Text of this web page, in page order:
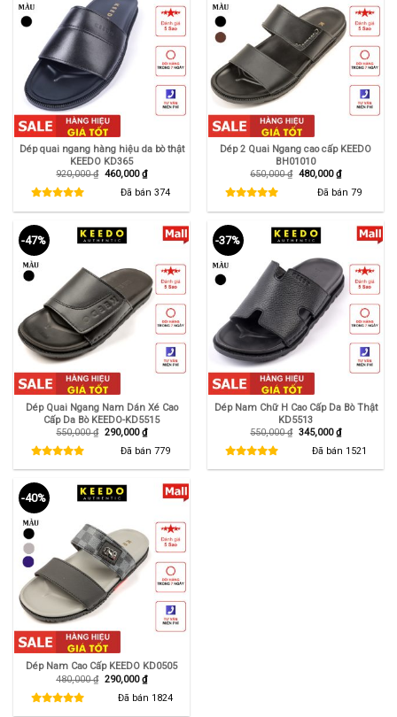
Dép quai ngang hàng hiệu da bò thật
KEEDO KD365
920,000₫ Giá
460,000₫Giá
hiện
tại
Đã bán 374
Dép 2 Quai Ngang cao cấp KEEDO
BH01010
650,000₫ Giá
480,000₫Giá
hiện
tại
Đã bán 79
-47%
Dép Quai Ngang Nam Dán Xé Cao
Cấp Da Bò KEEDO-KD5515
550,000₫ Giá
550,000 ₫.
290,000₫Giá
hiện
tại
là:
290,000 ₫.
Đã bán 779
-37%
Dép Nam Chữ H Cao Cấp Da Bò Thật
KD5513
550,000₫ Giá
550,000 ₫.
345,000₫Giá
hiện
tại
là:
345,000 ₫.
Đã bán 1521
-40%
Dép Nam Cao Cấp KEEDO KD0505
480,000₫ Giá
480,000 ₫.
290,000₫Giá
hiện
tại
là:
Đã bán 1824